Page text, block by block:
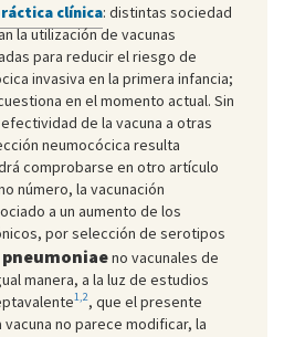
clínica: distintas sociedad
la utilización de vacunas
para reducir el riesgo de
invasiva en la primera infancia;
en el momento actual. Sin
de la vacuna a otras
neumocócica resulta
comprobarse en otro artículo
número, la vacunación
a un aumento de los
por selección de serotipos
no vacunales de
manera, a la luz de estudios
1,2, que el presente
no parece modificar, la